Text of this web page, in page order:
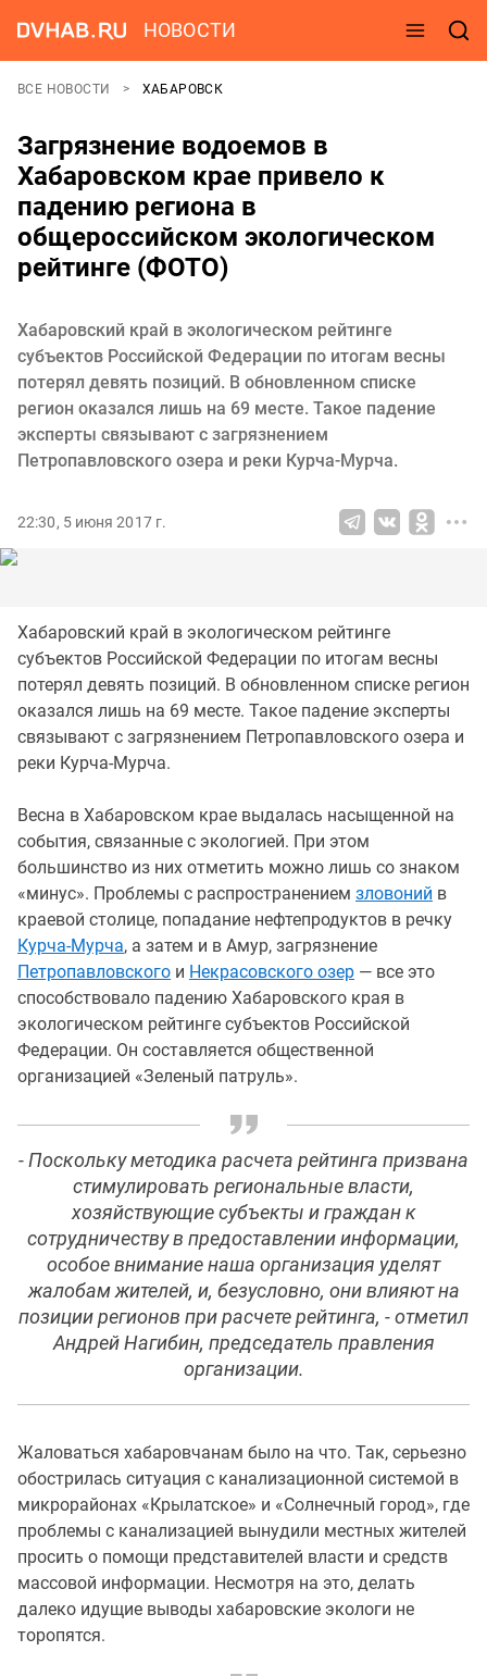
НОВОСТИ
ВСЕ НОВОСТИ ХАБАРОВСК
Загрязнение водоемов в
Хабаровском крае привело к
падению региона в
общероссийском экологическом
рейтинге (ФОТО)
Хабаровский край в экологическом рейтинге
субъектов Российской Федерации по итогам весны
потерял девять позиций. В обновленном списке
регион оказался лишь на 69 месте. Такое падение
эксперты связывают с загрязнением
Петропавловского озера и реки Курча-Мурча.
22:30, 5 июня 2017 г.
Хабаровский край в экологическом рейтинге
субъектов Российской Федерации по итогам весны
потерял девять позиций. В обновленном списке регион
оказался лишь на 69 месте. Такое падение эксперты
связывают с загрязнением Петропавловского озера и
реки Курча-Мурча.
Весна в Хабаровском крае выдалась насыщенной на
события, связанные с экологией. При этом
большинство из них отметить можно лишь со знаком
«минус». Проблемы с распространением зловоний в
краевой столице, попадание нефтепродуктов в речку
Курча-Мурча, а затем и в Амур, загрязнение
Петропавловского и Некрасовского озер — все это
способствовало падению Хабаровского края в
экологическом рейтинге субъектов Российской
Федерации. Он составляется общественной
организацией «Зеленый патруль».
- Поскольку методика расчета рейтинга призвана
стимулировать региональные власти,
хозяйствующие субъекты и граждан к
сотрудничеству в предоставлении информации,
особое внимание наша организация уделят
жалобам жителей, и, безусловно, они влияют на
позиции регионов при расчете рейтинга, - отметил
Андрей Нагибин, председатель правления
организации.
Жаловаться хабаровчанам было на что. Так, серьезно
обострилась ситуация с канализационной системой в
микрорайонах «Крылатское» и «Солнечный город», где
проблемы с канализацией вынудили местных жителей
просить о помощи представителей власти и средств
массовой информации. Несмотря на это, делать
далеко идущие выводы хабаровские экологи не
торопятся.